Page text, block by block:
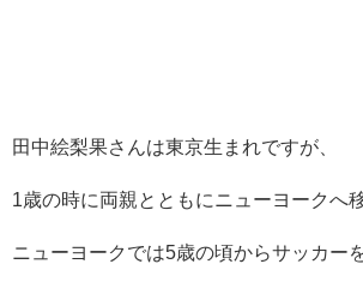
田中絵梨果さんは東京生まれですが、
1歳の時に両親とともにニューヨークへ移
ニューヨークでは5歳の頃からサッカー